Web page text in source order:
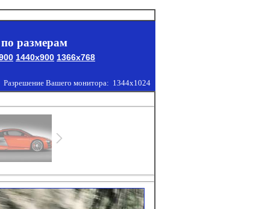
размерам
1440x900 1366x768
Разрешение Вашего монитора: 1344x1024